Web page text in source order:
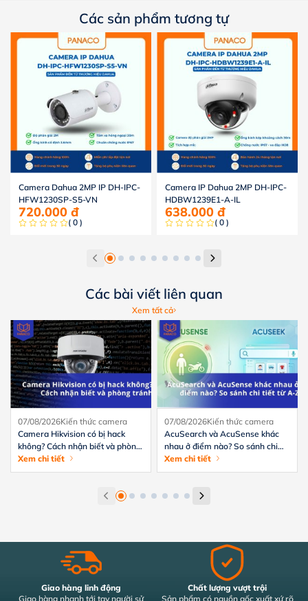
Các sản phẩm tương tự
Camera Dahua 2MP IP DH-IPC-
HFW1230SP-S5-VN
720.000 đ
( 0 )
Camera IP Dahua 2MP DH-IPC-
HDBW1239E1-A-IL
638.000 đ
( 0 )
Các bài viết liên quan
Xem tất cả
07/08/2026Kiến thức camera
Camera Hikvision có bị hack
không? Cách nhận biết và phòng
tránh hiệu quả
Xem chi tiết
07/08/2026Kiến thức camera
AcuSearch và AcuSense khác
nhau ở điểm nào? So sánh chi
tiết từ A-Z
Xem chi tiết
Giao hàng linh động
Giao hàng nhanh tới tay người sử
Chất lượng vượt trội
Sản phẩm có nguồn gốc xuất xứ rõ